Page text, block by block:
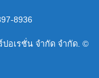
8936
อเรชั่น จำกัด จำกัด. ©